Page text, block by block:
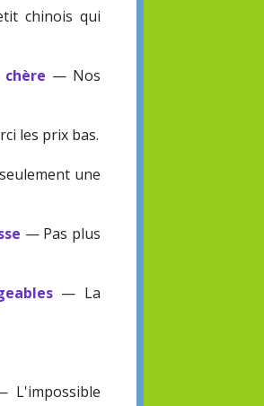
chinois qui
— Nos
les prix bas.
une
— Pas plus
— La